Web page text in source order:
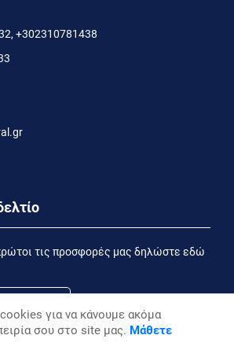
, +302310781438
τις προσφορές μας δηλώστε εδώ
από την
για να κάνουμε ακόμα
σου στο site μας. Μάθετε